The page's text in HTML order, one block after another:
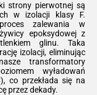
strony pierwotnej są
w izolacji klasy F.
zalewania w
epoksydowej z
glinu. Taka
izolacji, eliminując
transformatory
wyładowań
co przekłada się na
przez dekady.